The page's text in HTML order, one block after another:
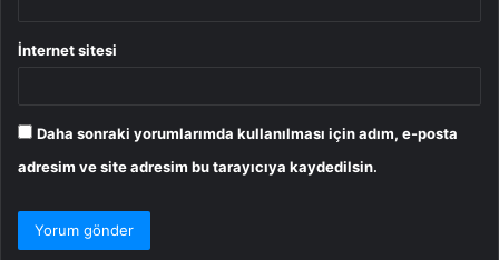
İnternet sitesi
Daha sonraki yorumlarımda kullanılması için adım, e-posta
adresim ve site adresim bu tarayıcıya kaydedilsin.